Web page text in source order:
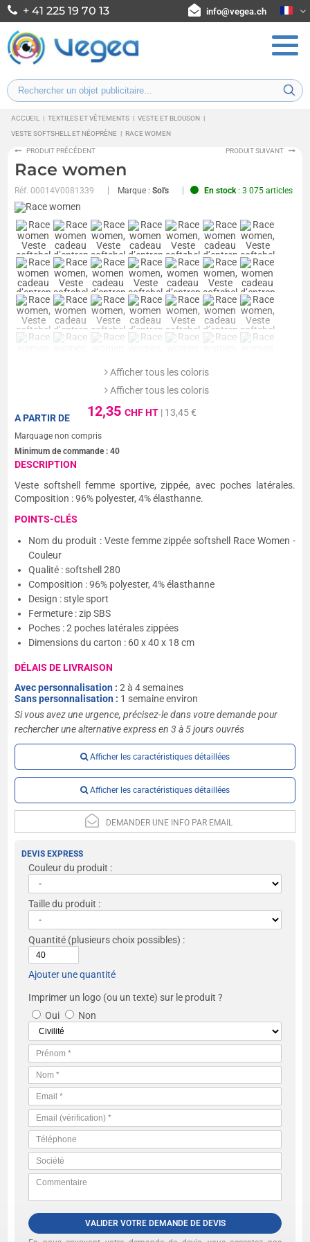
+ 41 225 19 70 13 info@vegea.ch
ACCUEIL | TEXTILES ET VÊTEMENTS | VESTE ET BLOUSON |
VESTE SOFTSHELL ET NÉOPRÈNE | RACE WOMEN
PRODUIT PRÉCÉDENT PRODUIT SUIVANT
Race women
Réf.00014V0081339 Marque :Sol's En stock: 3 075 articles
Afficher tous les coloris
Afficher tous les coloris
12,35CHF HT | 13,45 €
A PARTIR DE
Marquage non compris
Minimum de commande :40
DESCRIPTION
Veste softshell femme sportive, zippée, avec poches latérales.
Composition : 96% polyester, 4% élasthanne.
POINTS-CLÉS
Nom du produit : Veste femme zippée softshell Race Women -
Couleur
Qualité : softshell 280
Composition : 96% polyester, 4% élasthanne
Design : style sport
Fermeture : zip SBS
Poches : 2 poches latérales zippées
Dimensions du carton : 60 x 40 x 18 cm
DÉLAIS DE LIVRAISON
Avec personnalisation :2 à 4 semaines
Sans personnalisation : 1 semaine environ
Si vous avez une urgence, précisez-le dans votre demande pour
rechercher une alternative express en 3 à 5 jours ouvrés
Afficher les caractéristiques détaillées
Afficher les caractéristiques détaillées
DEMANDER UNE INFO PAR EMAIL
DEVIS EXPRESS
Couleur du produit :
Taille du produit :
Quantité (plusieurs choix possibles) :
Ajouter une quantité
Imprimer un logo (ou un texte) sur le produit ?
Oui
Non
VALIDER VOTRE DEMANDE DE DEVIS